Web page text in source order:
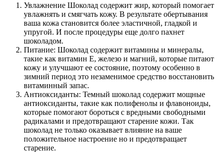
Увлажнение Шоколад содержит жир, который помогает
увлажнять и смягчать кожу. В результате обертывания
ваша кожа становится более эластичной, гладкой и
упругой. И после процедуры еще долго пахнет
шоколадом.
Питание: Шоколад содержит витамины и минералы,
такие как витамин Е, железо и магний, которые питают
кожу и улучшают ее состояние, поэтому особенно в
зимний период это незаменимое средство восстановить
витаминный запас.
Антиоксиданты: Темный шоколад содержит мощные
антиоксиданты, такие как полифенолы и флавоноиды,
которые помогают бороться с вредными свободными
радикалами и предотвращают старение кожи. Так
шоколад не только оказывает влияние на ваше
положительное настроение но и предотвращает
старение.